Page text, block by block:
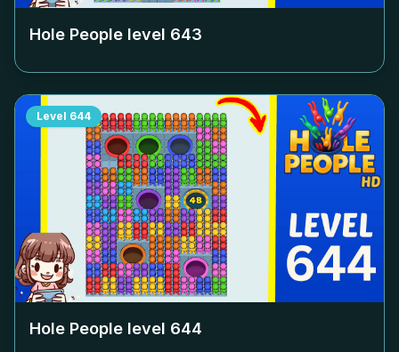
Hole People level 643
Level 644
Hole People level 644